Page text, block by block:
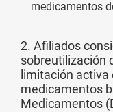
medicamentos
2. Afiliados
sobreutilización
limitación
medicamentos
Medicamentos